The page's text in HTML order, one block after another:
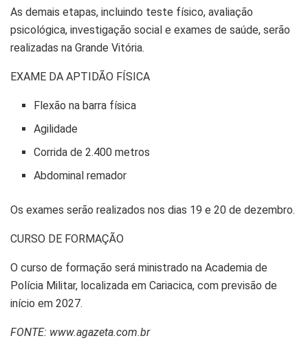
As demais etapas, incluindo teste físico, avaliação
psicológica, investigação social e exames de saúde, serão
realizadas na Grande Vitória.
EXAME DA APTIDÃO FÍSICA
Flexão na barra física
Agilidade
Corrida de 2.400 metros
Abdominal remador
Os exames serão realizados nos dias 19 e 20 de dezembro.
CURSO DE FORMAÇÃO
O curso de formação será ministrado na Academia de
Polícia Militar, localizada em Cariacica, com previsão de
início em 2027.
FONTE: www.agazeta.com.br